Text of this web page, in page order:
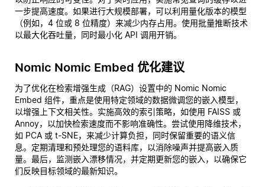
一步提高速度。如果进行大规模部署，可以利用量化版本的模型
（例如，4 位或 8 位精度）来减少内存占用。使用批量推断技术
以最大化吞吐量，同时最小化 API 调用开销。
Nomic Nomic Embed 优化建议
为了优化在检索增强生成（RAG）设置中的 Nomic Nomic
Embed 组件，重点是使用特定领域的数据微调您的嵌入模型，
以增强上下文相关性。实施高效的索引策略，如使用 FAISS 或
Annoy，以加快检索速度而不影响准确性。尝试使用降维技术，
如 PCA 或 t-SNE，来减少计算负担，同时保留重要的语义信
息。定期清理和预处理您的语料库，以消除噪声并提高嵌入质
量。最后，监测嵌入漂移情况，并定期更新您的嵌入，以确保它
们反映目标领域的最新知识。